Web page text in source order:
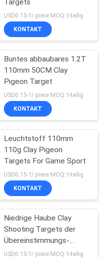
21
23
Targets
USD0.15-1/ piece MOQ:1-teilig
KONTAKT
Buntes abbaubares 1.2T
110mm 50CM Clay
Pigeon Target
USD0.15-1/ piece MOQ:1-teilig
KONTAKT
Leuchtstoff 110mm
110g Clay Pigeon
Targets For Game Sport
USD0.15-1/ piece MOQ:1-teilig
KONTAKT
Niedrige Haube Clay
Shooting Targets der
Übereinstimmungs-
Orangen-110mm
USD0.15-1/ piece MOQ:1-teilig